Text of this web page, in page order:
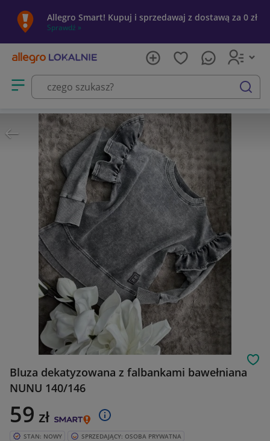
Allegro Smart! Kupuj i sprzedawaj z dostawą za 0 zł
Sprawdź »
Otwórz menu z kategoriami
szukaj
Bluza dekatyzowana z falbankami bawełniana
NUNU 140/146
59 zł
STAN: NOWY SPRZEDAJĄCY: OSOBA PRYWATNA